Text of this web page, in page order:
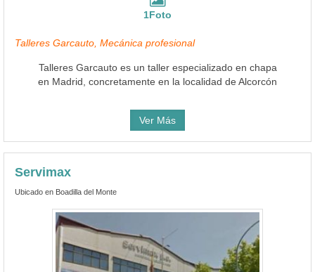
1Foto
Talleres Garcauto, Mecánica profesional
Talleres Garcauto es un taller especializado en chapa
en Madrid, concretamente en la localidad de Alcorcón
Ver Más
Servimax
Ubicado en Boadilla del Monte